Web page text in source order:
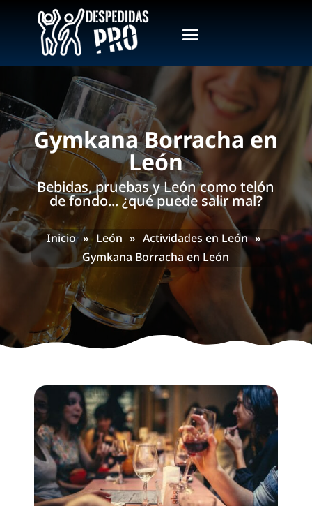
Gymkana Borracha en
León
Bebidas, pruebas y León como telón
de fondo... ¿qué puede salir mal?
Inicio » León » Actividades en León »
Gymkana Borracha en León